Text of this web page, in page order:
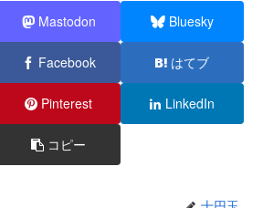
Mastodon Bluesky
Facebook はてブ
Pinterest LinkedIn
コピー